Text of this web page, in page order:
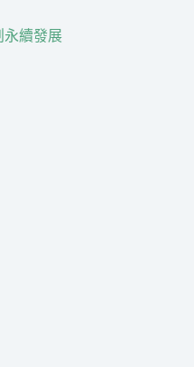
永續發展